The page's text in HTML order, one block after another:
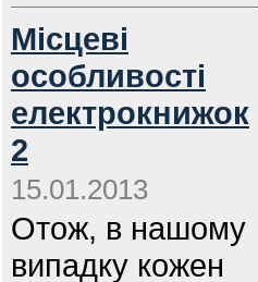
Місцеві
особливості
електрокнижок
2
15.01.2013
Отож, в нашому
випадку кожен